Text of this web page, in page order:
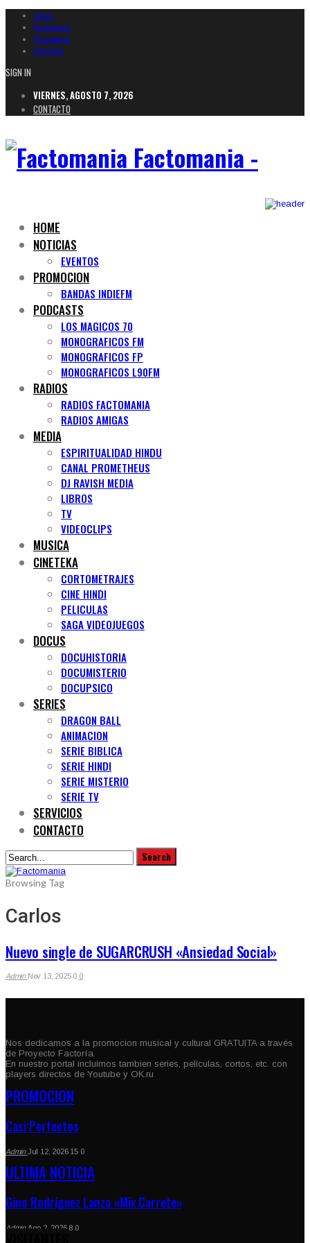
Likes
Followers
Followers
iOS App
SIGN IN
VIERNES, AGOSTO 7, 2026
CONTACTO
Factomania -
HOME
NOTICIAS
EVENTOS
PROMOCION
BANDAS INDIEFM
PODCASTS
LOS MAGICOS 70
MONOGRAFICOS FM
MONOGRAFICOS FP
MONOGRAFICOS L90FM
RADIOS
RADIOS FACTOMANIA
RADIOS AMIGAS
MEDIA
ESPIRITUALIDAD HINDU
CANAL PROMETHEUS
DJ RAVISH MEDIA
LIBROS
TV
VIDEOCLIPS
MUSICA
CINETEKA
CORTOMETRAJES
CINE HINDI
PELICULAS
SAGA VIDEOJUEGOS
DOCUS
DOCUHISTORIA
DOCUMISTERIO
DOCUPSICO
SERIES
DRAGON BALL
ANIMACION
SERIE BIBLICA
SERIE HINDI
SERIE MISTERIO
SERIE TV
SERVICIOS
CONTACTO
Browsing Tag
Carlos
Nuevo single de SUGARCRUSH «Ansiedad Social»
Admin Nov 13, 2025 0 0
Nos dedicamos a la promocion musical y cultural GRATUITA a través
de Proyecto Factoría.
En nuestro portal incluimos tambien series, peliculas, cortos, etc. con
players directos de Youtube y OK.ru
PROMOCION
Casi Perfectos
AdminJul 12, 2026 15 0
ULTIMA NOTICIA
Gino Rodríguez Lanza «Mix Carrete»
Admin Ago 2, 2026 8 0